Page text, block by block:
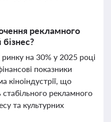
рекламного
на 30% у 2025 році
показники
кіноіндустрії, що
рекламного
та культурних